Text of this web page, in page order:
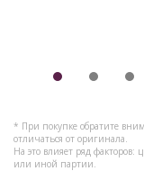
* При покупке обратите
отличаться от оригинала.
На это влияет ряд факторов:
или иной партии.